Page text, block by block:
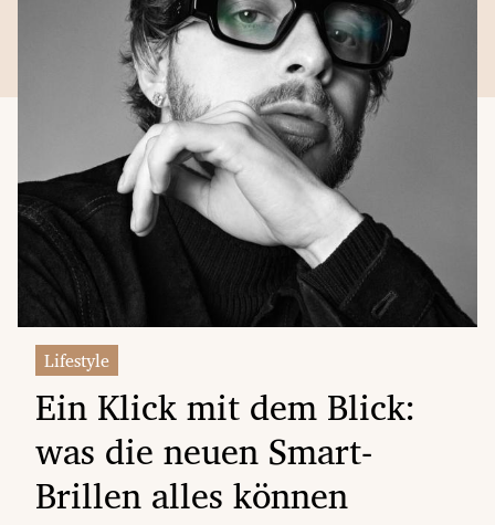
Untermenü
Untermenü
Untermenü
Untermenü
Untermenü
Untermenü
Untermenü
Lifestyle
Ein Klick mit dem Blick:
was die neuen Smart-
Brillen alles können